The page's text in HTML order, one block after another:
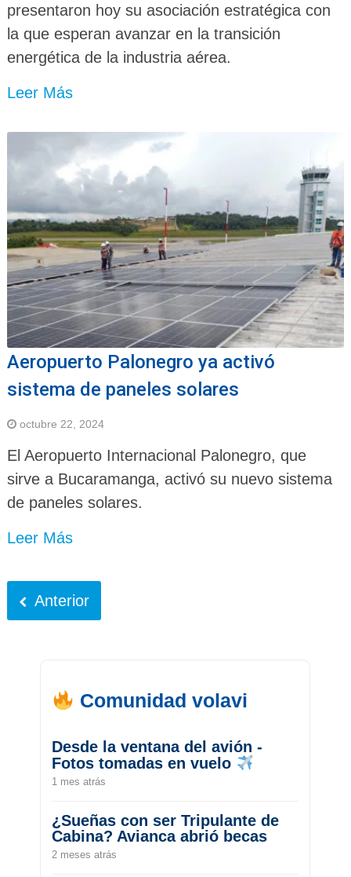
presentaron hoy su asociación estratégica con
la que esperan avanzar en la transición
energética de la industria aérea.
Leer Más
Aeropuerto Palonegro ya activó
sistema de paneles solares
octubre 22, 2024
El Aeropuerto Internacional Palonegro, que
sirve a Bucaramanga, activó su nuevo sistema
de paneles solares.
Leer Más
Anterior
Comunidad volavi
Desde la ventana del avión -
Fotos tomadas en vuelo
1 mes atrás
¿Sueñas con ser Tripulante de
Cabina? Avianca abrió becas
2 meses atrás